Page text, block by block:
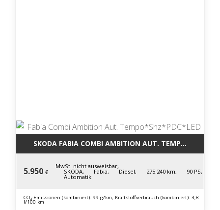
SKODA FABIA COMBI AMBITION AUT.
5.950 €
MwSt. nicht ausweisbar,
SKODA, Fabia, Diesel, 275.240 km, 90 PS,
Automatik
CO₂-Emissionen (kombiniert): 99 g/km, Kraftstoffverbrauch (kombiniert): 3,8
l/100 km